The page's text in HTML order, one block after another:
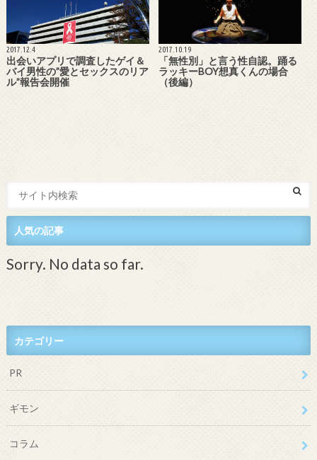
2017.12.4
出会いアプリで調査したゲイ＆
バイ男性の”愛とセックスのリア
ル”報告会開催
2017.10.19
「無性別」と言う性自認。踊る
ラッキーBOY想真くんの場合
（後編）
人気の記事
Sorry. No data so far.
カテゴリー
PR
ギモン
コラム